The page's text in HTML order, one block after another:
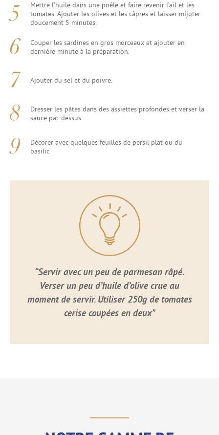
Mettre l’huile dans une poêle et faire revenir l’ail et les
tomates. Ajouter les olives et les câpres et laisser mijoter
doucement 5 minutes.
Couper les sardines en gros morceaux et ajouter en
dernière minute à la préparation.
Ajouter du sel et du poivre.
Dresser les pâtes dans des assiettes profondes et verser la
sauce par-dessus.
Décorer avec quelques feuilles de persil plat ou du
basilic.
“Servir avec un peu de parmesan râpé.
Verser un peu d’huile d’olive crue au
moment de servir. Utiliser 250g de tomates
cerise coupées en deux”